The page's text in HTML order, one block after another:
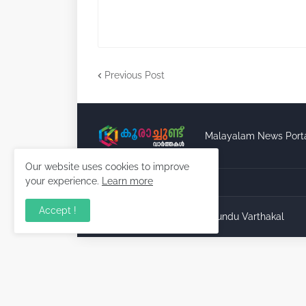
Previous Post
Malayalam News
Koorachundu Varthakal
Our website uses cookies to improve
your experience.
Learn more
Accept !